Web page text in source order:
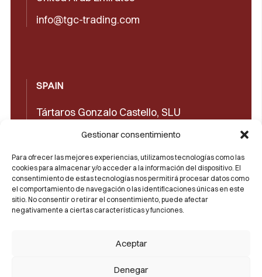
Gestionar consentimiento
Para ofrecer las mejores experiencias, utilizamos tecnologías como las
cookies para almacenar y/o acceder a la información del dispositivo. El
consentimiento de estas tecnologías nos permitirá procesar datos como
el comportamiento de navegación o las identificaciones únicas en este
sitio. No consentir o retirar el consentimiento, puede afectar
negativamente a ciertas características y funciones.
Aceptar
Denegar
info@tgc-trading.com
SPAIN
Tártaros Gonzalo Castello, SLU
Concepción Arenal, 32 03660 Novelda
+34965602489
+34965606350
sales@castello1907.com